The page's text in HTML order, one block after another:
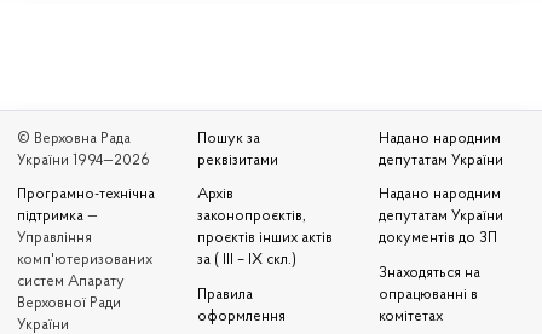
© Верховна Рада
України 1994—2026
Програмно-технічна
підтримка —
Управління
комп'ютеризованих
систем Апарату
Верховної Ради
України
Пошук за
реквізитами
Архів
законопроєктів,
проєктів інших актів
за ( III – IX скл.)
Правила
оформлення
Надано народним
депутатам України
Надано народним
депутатам України
документів до ЗП
Знаходяться на
опрацюванні в
комітетах